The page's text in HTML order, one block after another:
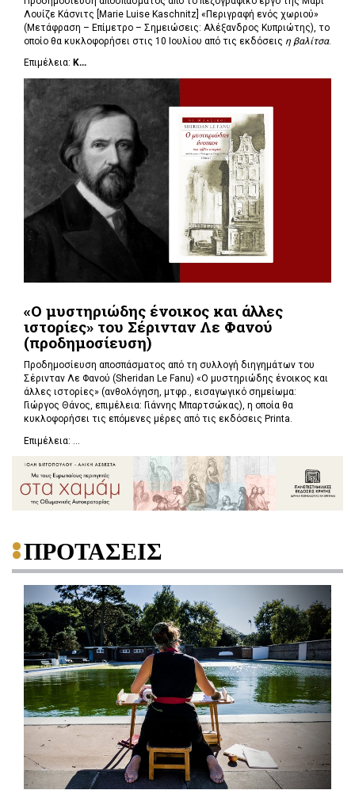
Λουίζε Κάσνιτς [Marie Luise Kaschnitz] «Περιγραφή ενός χωριού»
(Μετάφραση – Επίμετρο – Σημειώσεις: Αλέξανδρος Κυπριώτης), το
οποίο θα κυκλοφορήσει στις 10 Ιουλίου από τις εκδόσεις η βαλίτσα.
Επιμέλεια: Κ...
«Ο μυστηριώδης ένοικος και άλλες
ιστορίες» του Σέρινταν Λε Φανού
(προδημοσίευση)
Προδημοσίευση αποσπάσματος από τη συλλογή διηγημάτων του
Σέρινταν Λε Φανού (Sheridan Le Fanu) «Ο μυστηριώδης ένοικος και
άλλες ιστορίες» (ανθολόγηση, μτφρ., εισαγωγικό σημείωμα:
Γιώργος Θάνος, επιμέλεια: Γιάννης Μπαρτσώκας), η οποία θα
κυκλοφορήσει τις επόμενες μέρες από τις εκδόσεις Printa.
Επιμέλεια: ...
ΠΡΟΤΑΣΕΙΣ